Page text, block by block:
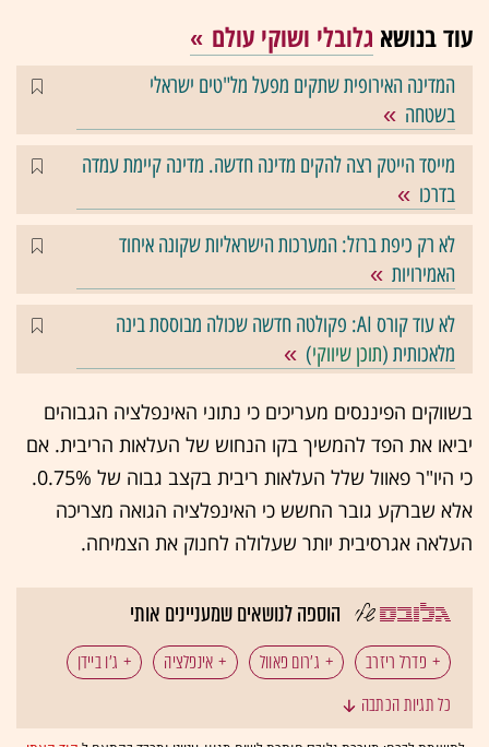
עוד בנושא גלובלי ושוקי עולם
המדינה האירופית שתקים מפעל מל"טים ישראלי
בשטחה
מייסד הייטק רצה להקים מדינה חדשה. מדינה קיימת עמדה
בדרכו
לא רק כיפת ברזל: המערכות הישראליות שקונה איחוד
האמירויות
לא עוד קורס AI: פקולטה חדשה שכולה מבוססת בינה
מלאכותית (תוכן שיווקי)
בשווקים הפיננסים מעריכים כי נתוני האינפלציה הגבוהים
יביאו את הפד להמשיך בקו הנחוש של העלאות הריבית. אם
כי היו"ר פאוול שלל העלאות ריבית בקצב גבוה של 0.75%.
אלא שברקע גובר החשש כי האינפלציה הגואה מצריכה
העלאה אגרסיבית יותר שעלולה לחנוק את הצמיחה.
הוספה לנושאים שמעניינים אותי
פדרל ריזרב ג'רום פאוול אינפלציה ג'ו ביידן
כל תגיות הכתבה